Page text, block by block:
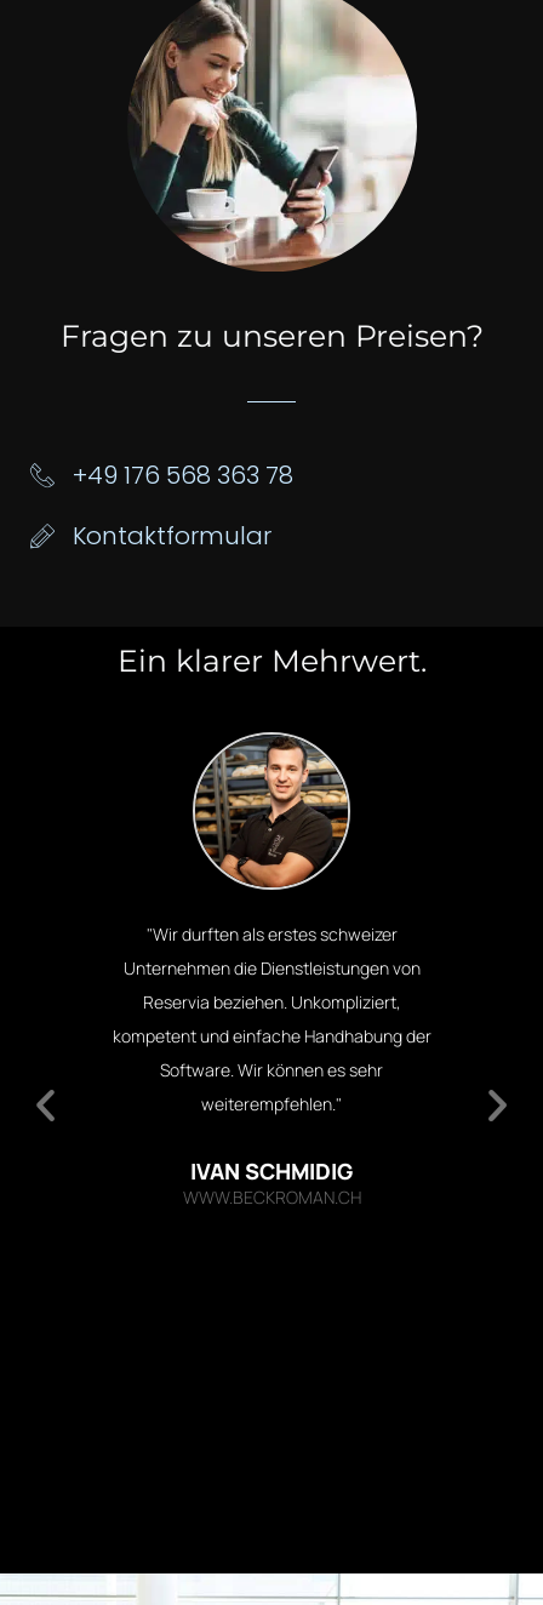
Fragen zu unseren Preisen?
+49 176 568 363 78
Kontaktformular
Ein klarer Mehrwert.
als erstes schweizer
die Dienstleistungen von
beziehen. Unkompliziert,
einfache Handhabung der
Wir können es sehr
weiterempfehlen."
"Wir sind sehr zufrieden
Reservierungsprogramm.
unkompliziert geklappt, auf
sofort reagiert und sogar
Anpassungen wurden
vorgenommen. Sehr zu